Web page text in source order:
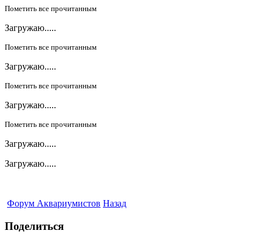
Пометить все прочитанным
Загружаю.....
Пометить все прочитанным
Загружаю.....
Пометить все прочитанным
Загружаю.....
Пометить все прочитанным
Загружаю.....
Загружаю.....
Форум Аквариумистов Назад
Поделиться